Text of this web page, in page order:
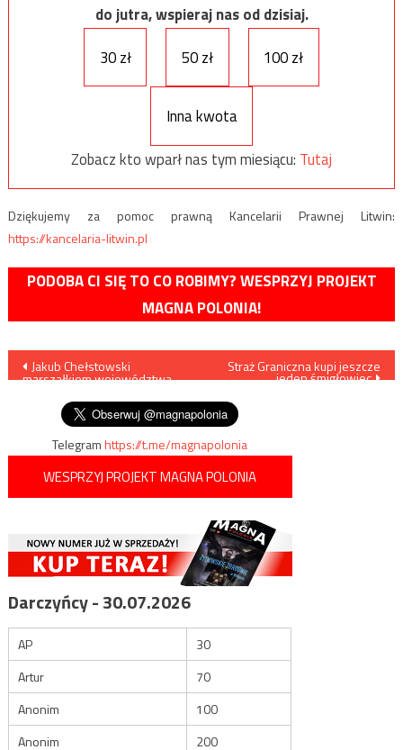
do jutra, wspieraj nas od dzisiaj.
30 zł
50 zł 100 zł
Inna kwota
Zobacz kto wparł nas tym miesiącu: Tutaj
Dziękujemy za pomoc prawną Kancelarii Prawnej Litwin:
https://kancelaria-litwin.pl
PODOBA CI SIĘ TO CO ROBIMY? WESPRZYJ PROJEKT
MAGNA POLONIA!
Nawigacja
wpisu
Jakub Chełstowski
marszałkiem województwa
Straż Graniczna kupi jeszcze
jeden śmigłowiec
Telegramhttps://t.me/magnapolonia
WESPRZYJ PROJEKT MAGNA POLONIA
Darczyńcy - 30.07.2026
AP
30
Artur
70
Anonim
100
Anonim
200